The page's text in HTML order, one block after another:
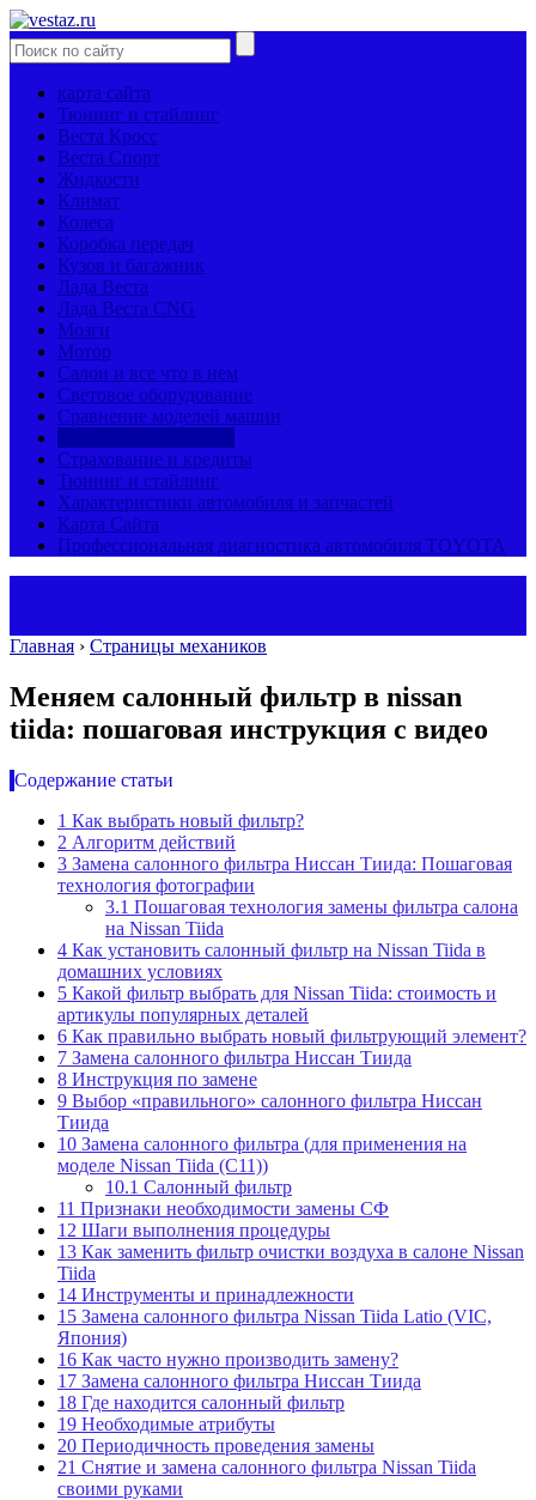
карта сайта
Тюнинг и стайлинг
Веста Кросс
Веста Спорт
Жидкости
Климат
Колеса
Коробка передач
Кузов и багажник
Лада Веста
Лада Веста CNG
Мозги
Мотор
Салон и все что в нем
Световое оборудование
Сравнение моделей машин
Страхование и кредиты
Тюнинг и стайлинг
Характеристики автомобиля и запчастей
Карта Сайта
Профессиональная диагностика автомобиля TOYOTA
Главная › Страницы механиков
Меняем салонный фильтр в nissan
tiida: пошаговая инструкция с видео
Содержание статьи
1 Как выбрать новый фильтр?
2 Алгоритм действий
3 Замена салонного фильтра Ниссан Тиида: Пошаговая
технология фотографии
3.1 Пошаговая технология замены фильтра салона
на Nissan Tiida
4 Как установить салонный фильтр на Nissan Tiida в
домашних условиях
5 Какой фильтр выбрать для Nissan Tiida: стоимость и
артикулы популярных деталей
6 Как правильно выбрать новый фильтрующий элемент?
7 Замена салонного фильтра Ниссан Тиида
8 Инструкция по замене
9 Выбор «правильного» салонного фильтра Ниссан
Тиида
10 Замена салонного фильтра (для применения на
моделе Nissan Tiida (С11))
10.1 Салонный фильтр
11 Признаки необходимости замены СФ
12 Шаги выполнения процедуры
13 Как заменить фильтр очистки воздуха в салоне Nissan
Tiida
14 Инструменты и принадлежности
15 Замена салонного фильтра Nissan Tiida Latio (VIC,
Япония)
16 Как часто нужно производить замену?
17 Замена салонного фильтра Ниссан Тиида
18 Где находится салонный фильтр
19 Необходимые атрибуты
20 Периодичность проведения замены
21 Снятие и замена салонного фильтра Nissan Tiida
своими руками